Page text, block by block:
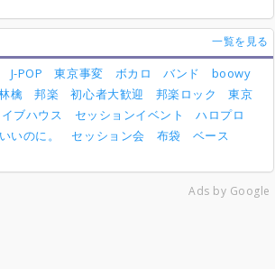
一覧を見る
J-POP 東京事変 ボカロ バンド
boowy
檎 邦楽 初心者大歓迎 邦楽ロック
東京
ブハウス セッションイベント
ハロプロ
いのに。 セッション会 布袋
ベース
Ads by Google